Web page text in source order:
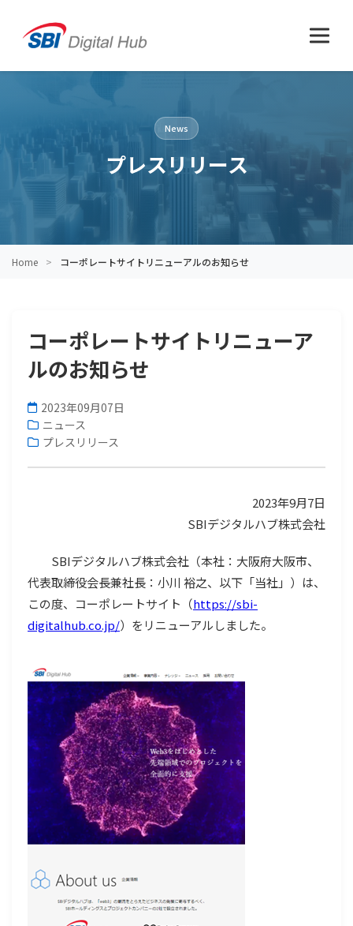
News
プレスリリース
Home コーポレートサイトリニューアルのお知らせ
コーポレートサイトリニューア
ルのお知らせ
2023年09月07日
ニュース
プレスリリース
2023年9月7日
SBIデジタルハブ株式会社
SBIデジタルハブ株式会社（本社：大阪府大阪市、
代表取締役会長兼社長：小川 裕之、以下「当社」）は、
この度、コーポレートサイト（https://sbi-
digitalhub.co.jp/）をリニューアルしました。